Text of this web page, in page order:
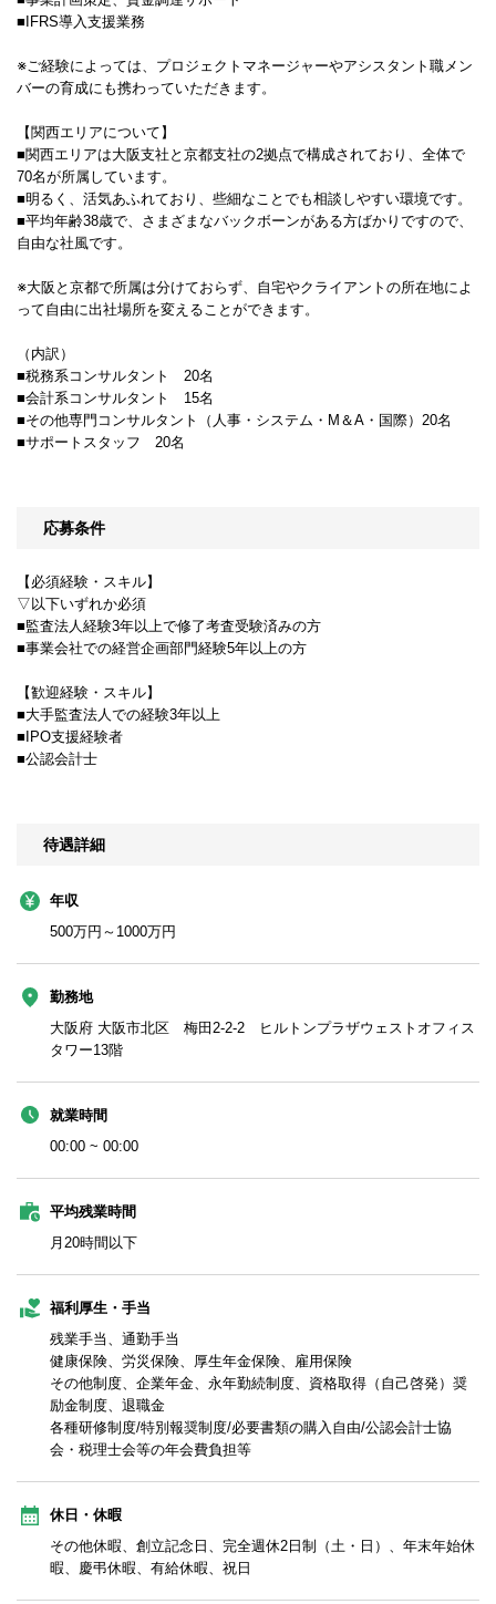
■IFRS導入支援業務
※ご経験によっては、プロジェクトマネージャーやアシスタント職メン
バーの育成にも携わっていただきます。
【関西エリアについて】
■関西エリアは大阪支社と京都支社の2拠点で構成されており、全体で
70名が所属しています。
■明るく、活気あふれており、些細なことでも相談しやすい環境です。
■平均年齢38歳で、さまざまなバックボーンがある方ばかりですので、
自由な社風です。
※大阪と京都で所属は分けておらず、自宅やクライアントの所在地によ
って自由に出社場所を変えることができます。
（内訳）
■税務系コンサルタント 20名
■会計系コンサルタント 15名
■その他専門コンサルタント（人事・システム・M＆A・国際）20名
■サポートスタッフ 20名
応募条件
【必須経験・スキル】
▽以下いずれか必須
■監査法人経験3年以上で修了考査受験済みの方
■事業会社での経営企画部門経験5年以上の方
【歓迎経験・スキル】
■大手監査法人での経験3年以上
■IPO支援経験者
■公認会計士
待遇詳細
年収
500万円～1000万円
勤務地
大阪府 大阪市北区 梅田2-2-2 ヒルトンプラザウェストオフィス
タワー13階
就業時間
00:00 ~ 00:00
平均残業時間
月20時間以下
福利厚生・手当
残業手当、通勤手当
健康保険、労災保険、厚生年金保険、雇用保険
その他制度、企業年金、永年勤続制度、資格取得（自己啓発）奨
励金制度、退職金
各種研修制度/特別報奨制度/必要書類の購入自由/公認会計士協
会・税理士会等の年会費負担等
休日・休暇
その他休暇、創立記念日、完全週休2日制（土・日）、年末年始休
暇、慶弔休暇、有給休暇、祝日